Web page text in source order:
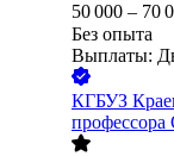
50 000 – 70
Без опыта
Выплаты:
КГБУЗ